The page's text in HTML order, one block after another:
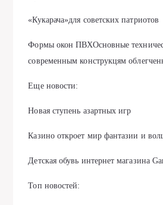
«Кукарача»для советских патриотов
Формы окон ПВХОсновные
современным конструкцям
Еще новости:
Новая ступень азартных игр
Казино откроет мир фантазии и
Детская обувь интернет магазина
Топ новостей: